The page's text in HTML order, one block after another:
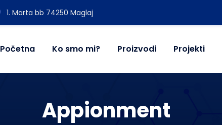
1. Marta bb 74250 Maglaj
Početna Ko smo mi? Proizvodi Projekti
Appionment